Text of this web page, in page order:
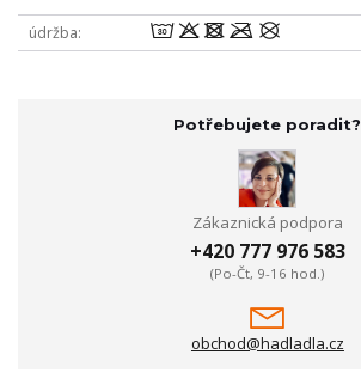
údržba wodmU
Potřebujete poradit?
Zákaznická podpora
+420 777 976 583
(Po-Čt, 9-16 hod.)
obchod@hadladla.cz